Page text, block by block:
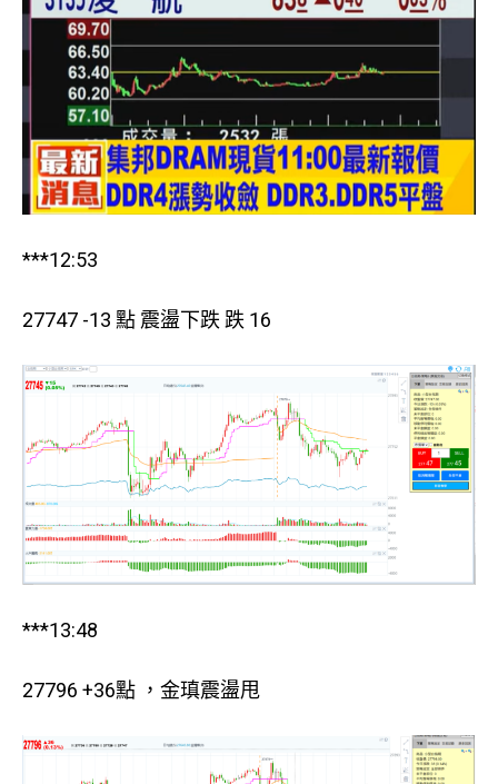
***12:53
27747 -13 點 震盪下跌 跌 16
***13:48
27796 +36點 ，金瑱震盪甩